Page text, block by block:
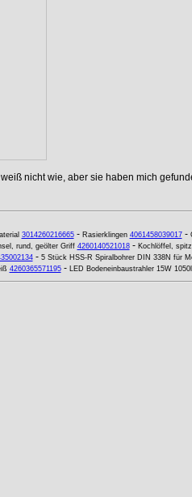
nicht wie, aber sie haben mich
3014260216665- Rasierklingen 4061458039017-
rund, geölter Griff 4260140521018- Kochlöffel, spitz
- 5 Stück HSS-R Spiralbohrer DIN 338N für
4260365571195- LED Bodeneinbaustrahler 15W